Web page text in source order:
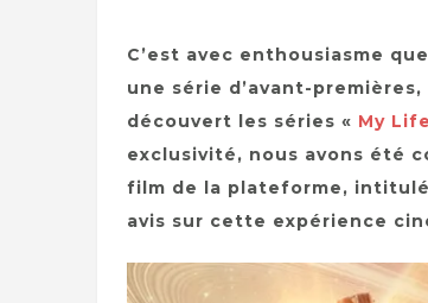
C’est avec enthousiasme
une série d’avant-
découvert les séries « My
exclusivité, nous avons été
film de la plateforme, intitulé
avis sur cette expérience